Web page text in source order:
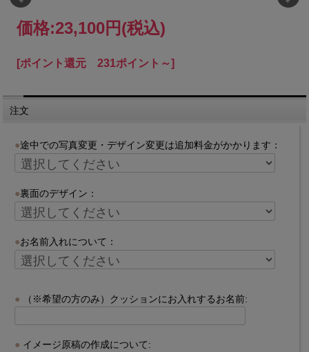
価格:23,100円(税込)
[ポイント還元 231ポイント～]
注文
途中での写真変更・デザイン変更は追加料金がかかります：
裏面のデザイン：
お名前入れについて：
（※希望の方のみ）クッションにお入れするお名前:
イメージ原稿の作成について: